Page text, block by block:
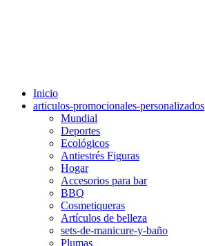
Inicio
articulos-promocionales-personalizados
Mundial
Deportes
Ecológicos
Antiestrés Figuras
Hogar
Accesorios para bar
BBQ
Cosmetiqueras
Artículos de belleza
sets-de-manicure-y-baño
Plumas